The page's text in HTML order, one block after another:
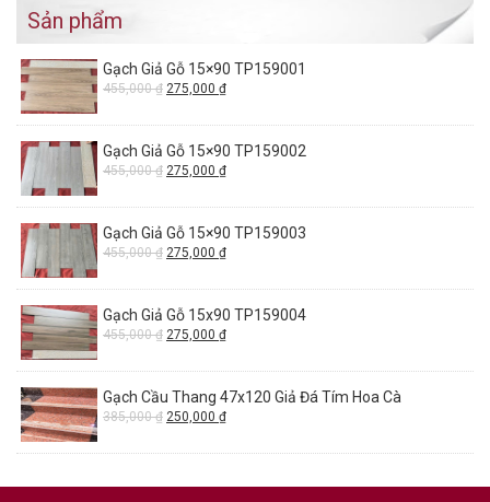
Sản phẩm
Gạch Giả Gỗ 15×90 TP159001
455,000₫ 275,000 ₫
Gạch Giả Gỗ 15×90 TP159002
455,000₫ 275,000 ₫
Gạch Giả Gỗ 15×90 TP159003
455,000₫ 275,000 ₫
Gạch Giả Gỗ 15x90 TP159004
455,000₫ 275,000 ₫
Gạch Cầu Thang 47x120 Giả Đá Tím Hoa Cà
385,000₫ 250,000 ₫